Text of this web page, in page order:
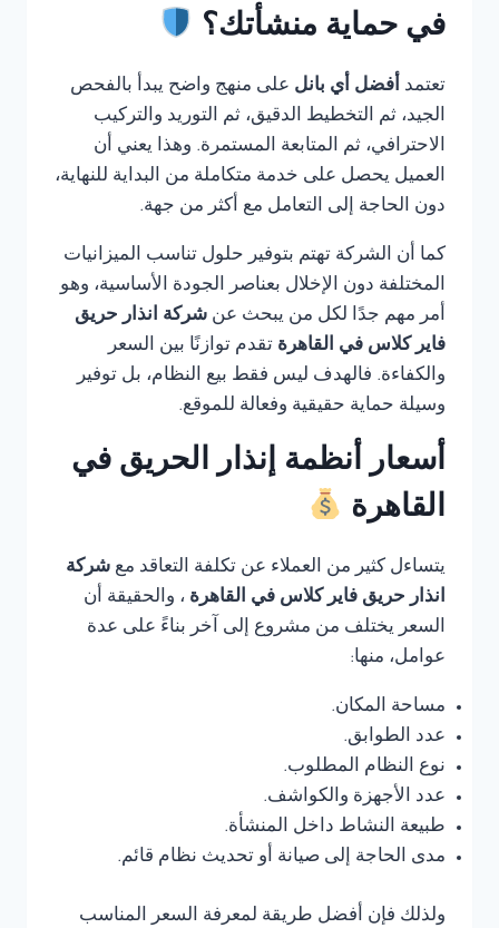
في حماية منشأتك؟
تعتمد أفضل أي بانل على منهج واضح يبدأ بالفحص
الجيد، ثم التخطيط الدقيق، ثم التوريد والتركيب
الاحترافي، ثم المتابعة المستمرة. وهذا يعني أن
العميل يحصل على خدمة متكاملة من البداية للنهاية،
دون الحاجة إلى التعامل مع أكثر من جهة.
كما أن الشركة تهتم بتوفير حلول تناسب الميزانيات
المختلفة دون الإخلال بعناصر الجودة الأساسية، وهو
أمر مهم جدًا لكل من يبحث عن شركة انذار حريق
فاير كلاس في القاهرة تقدم توازنًا بين السعر
والكفاءة. فالهدف ليس فقط بيع النظام، بل توفير
وسيلة حماية حقيقية وفعالة للموقع.
أسعار أنظمة إنذار الحريق في
القاهرة
يتساءل كثير من العملاء عن تكلفة التعاقد مع شركة
انذار حريق فاير كلاس في القاهرة ، والحقيقة أن
السعر يختلف من مشروع إلى آخر بناءً على عدة
عوامل، منها:
مساحة المكان.
عدد الطوابق.
نوع النظام المطلوب.
عدد الأجهزة والكواشف.
طبيعة النشاط داخل المنشأة.
مدى الحاجة إلى صيانة أو تحديث نظام قائم.
ولذلك فإن أفضل طريقة لمعرفة السعر المناسب